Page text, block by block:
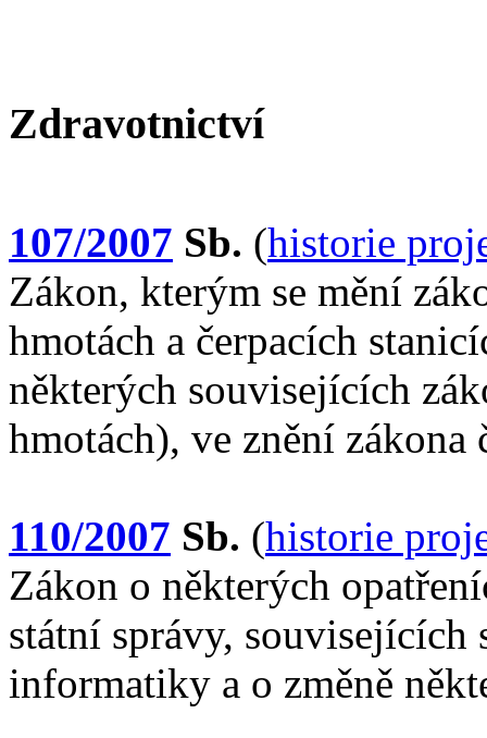
Zdravotnictví
107/2007 Sb. (historie
Zákon, kterým se mění
hmotách a čerpacích
některých souvisejících
hmotách), ve znění zákona
110/2007 Sb. (historie
Zákon o některých
státní správy, souvisejících
informatiky a o změně